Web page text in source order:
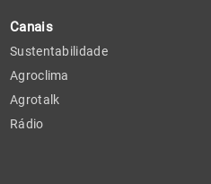
Canais
Sustentabilidade
Agroclima
Agrotalk
Rádio